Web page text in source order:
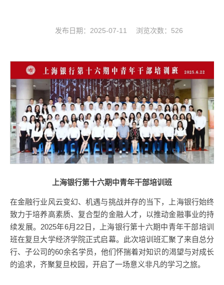
发布日期：2025-07-11 浏览次数： 526
上海银行第十六期中青年干部培训班
在金融行业风云变幻、机遇与挑战并存的当下，上海银行始终
致力于培养高素质、复合型的金融人才，以推动金融事业的持
续发展。2025年6月22日，上海银行第十六期中青年干部培训
班在复旦大学经济学院正式启幕。此次培训班汇聚了来自总分
行、子公司的60余名学员，他们怀揣着对知识的渴望与对成长
的追求，齐聚复旦校园，开启了一场意义非凡的学习之旅。